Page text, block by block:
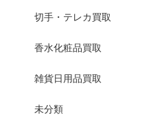
切手・テレカ買取
香水化粧品買取
雑貨日用品買取
未分類